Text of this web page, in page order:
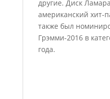
другие. Диск
американский хит-
также был
Грэмми-2016 в
года.